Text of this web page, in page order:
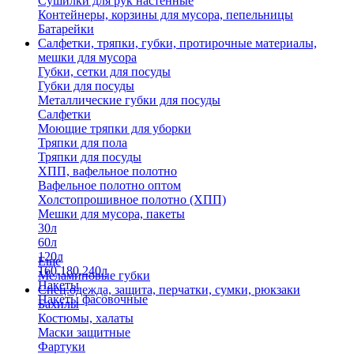
Контейнеры, корзины для мусора, пепельницы
Батарейки
Салфетки, тряпки, губки, протирочные материалы,
мешки для мусора
Губки, сетки для посуды
Губки для посуды
Металлические губки для посуды
Салфетки
Моющие тряпки для уборки
Тряпки для пола
Тряпки для посуды
ХПП, вафельное полотно
Вафельное полотно оптом
Холстопрошивное полотно (ХПП)
Мешки для мусора, пакеты
30л
60л
120л
160,180,240л
Пакеты
Пакеты фасовочные
Еще
Меламиновые губки
Спец.одежда, защита, перчатки, сумки, рюкзаки
Бахилы
Костюмы, халаты
Маски защитные
Фартуки